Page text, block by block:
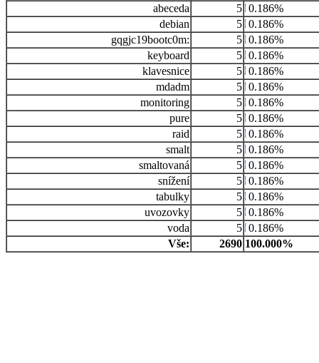
abeceda
5 0.186%
debian
5 0.186%
gqgjc19bootc0m:
5 0.186%
keyboard
5 0.186%
klavesnice
5 0.186%
mdadm
5 0.186%
monitoring
5 0.186%
pure
5 0.186%
raid
5 0.186%
smalt
5 0.186%
smaltovaná
5 0.186%
snížení
5 0.186%
tabulky
5 0.186%
uvozovky
5 0.186%
voda
5 0.186%
Vše:
2690 100.000%